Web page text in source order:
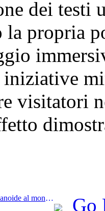
dei
la propria
visitatori
Prev:Svelato il primo robot umanoide al mondo specializzato nei servizi di ristorazione multi-scenario.
Go